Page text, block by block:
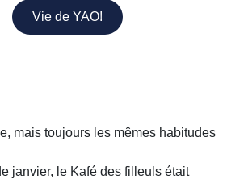
Vie de YAO!
mais toujours les mêmes habitudes
janvier, le Kafé des filleuls était